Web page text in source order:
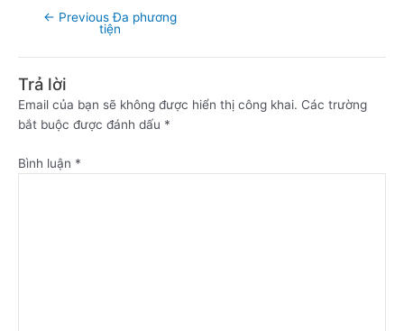
← Previous Đa phương
tiện
Trả lời
Email của bạn sẽ không được hiển thị công khai. Các trường
bắt buộc được đánh dấu *
Bình luận *